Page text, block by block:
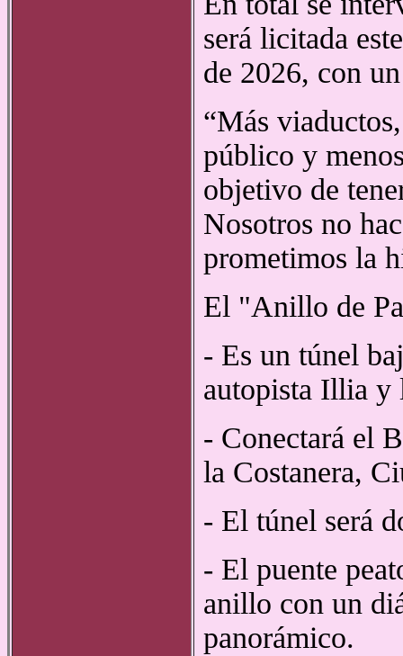
será licitada
de 2026, con
“Más
público y
objetivo de
Nosotros no
prometimos la
El "Anillo de
- Es un túnel
autopista Illia y
- Conectará el
la Costanera,
- El túnel será
- El puente
anillo con un
panorámico.